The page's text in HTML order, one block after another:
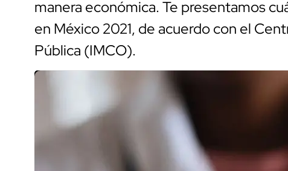
manera económica. Te presentamos
en México 2021, de acuerdo con el
Pública (IMCO).